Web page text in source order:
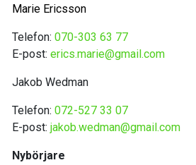
Marie Ericsson
Telefon: 070-303 63 77
E-post: erics.marie@gmail.com
Jakob Wedman
Telefon: 072-527 33 07
E-post: jakob.wedman@gmail.com
Nybörjare